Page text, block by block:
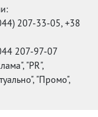
207-33-05, +38
207-97-07
"PR",
"Промо",